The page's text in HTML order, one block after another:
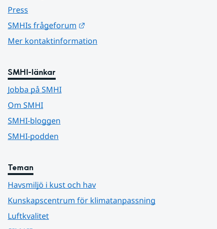
Press
SMHIs frågeforum
Mer kontaktinformation
SMHI-länkar
Jobba på SMHI
Om SMHI
SMHI-bloggen
SMHI-podden
Teman
Havsmiljö i kust och hav
Kunskapscentrum för klimatanpassning
Luftkvalitet